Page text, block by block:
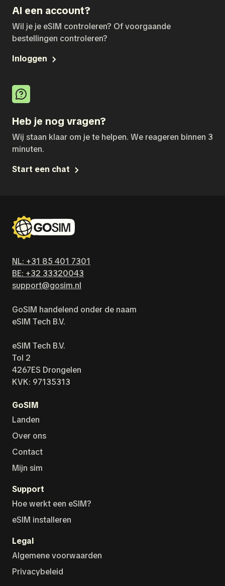
Al een account?
Wil je je eSIM controleren? Of voorgaande
bestellingen controleren?
Inloggen
Heb je nog vragen?
Wij staan klaar om je te helpen. We reageren binnen 3
minuten.
Start een chat
NL: +31 85 401 7301
BE: +32 33320043
support@gosim.nl
GoSIM handelend onder de naam
eSIM Tech B.V.
eSIM Tech B.V.
Tol 2
4267ES Drongelen
KVK: 97135313
GoSIM
Landen
Over ons
Contact
Mijn sim
Support
Hoe werkt een eSIM?
eSIM installeren
Legal
Algemene voorwaarden
Privacybeleid